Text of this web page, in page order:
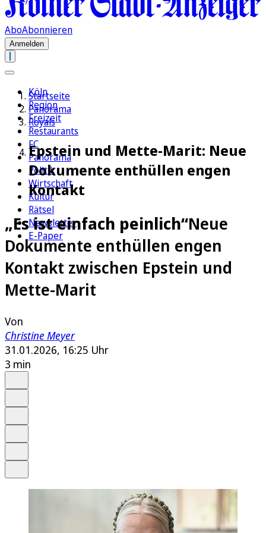
AboAbonnieren
Anmelden
Köln
Region
Freizeit
Restaurants
FC
Panorama
Politik
Wirtschaft
Kultur
Rätsel
Newsletter
E-Paper
Startseite
Panorama
Royals
Epstein und Mette-Marit: Neue
Dokumente enthüllen engen
Kontakt
„Es ist einfach peinlich“Neue
Dokumente enthüllen engen
Kontakt zwischen Epstein und
Mette-Marit
Von
Christine Meyer
31.01.2026, 16:25 Uhr
3 min